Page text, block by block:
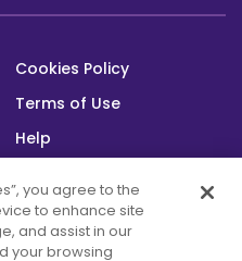
Cookies Policy
Terms of Use
Help
you agree to the
to enhance site
and assist in our
your browsing